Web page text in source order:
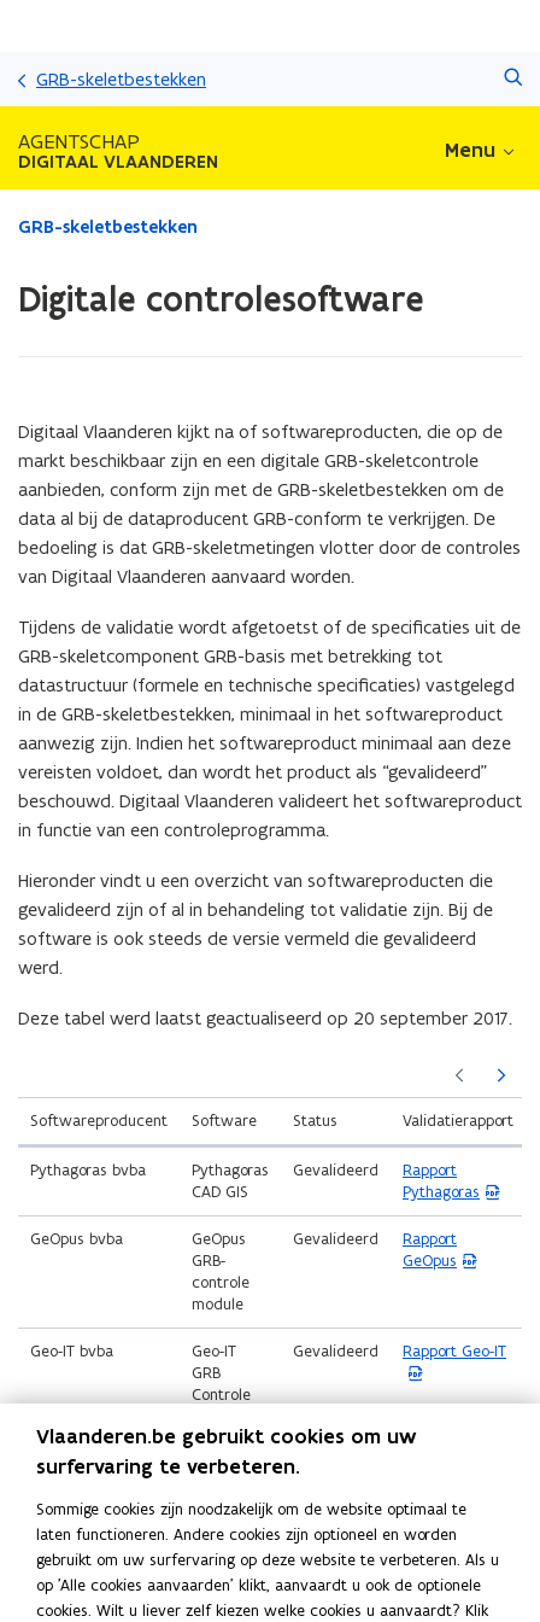
GRB-skeletbestekken
AGENTSCHAP
DIGITAAL VLAANDEREN Menu
Gedaan
bevindt
controlesoftware
GRB-skeletbestekken
Digitale controlesoftware
Digitaal Vlaanderen kijkt na of softwareproducten, die op de
markt beschikbaar zijn en een digitale GRB-skeletcontrole
aanbieden, conform zijn met de GRB-skeletbestekken om de
data al bij de dataproducent GRB-conform te verkrijgen. De
bedoeling is dat GRB-skeletmetingen vlotter door de controles
van Digitaal Vlaanderen aanvaard worden.
Tijdens de validatie wordt afgetoetst of de specificaties uit de
GRB-skeletcomponent GRB-basis met betrekking tot
datastructuur (formele en technische specificaties) vastgelegd
in de GRB-skeletbestekken, minimaal in het softwareproduct
aanwezig zijn. Indien het softwareproduct minimaal aan deze
vereisten voldoet, dan wordt het product als “gevalideerd”
beschouwd. Digitaal Vlaanderen valideert het softwareproduct
in functie van een controleprogramma.
Hieronder vindt u een overzicht van softwareproducten die
gevalideerd zijn of al in behandeling tot validatie zijn. Bij de
software is ook steeds de versie vermeld die gevalideerd
werd.
Deze tabel werd laatst geactualiseerd op 20 september 2017.
Softwareproducent Software Status Validatierapport
Pythagoras bvba
Pythagoras
CAD GIS
Gevalideerd
Rapport
Pythagoras
(
P
D
F
b
a
n
d
o
p
i
n
n
i
e
GeOpus bvba
GeOpus
GRB-
controle
module
Gevalideerd
Rapport
GeOpus
(
P
b
e
n
e
n
t
i
n
Geo-IT bvba
Geo-IT
GRB
Controle
Gevalideerd Rapport Geo-IT
(
P
b
t
n
d
o
p
Voor gevalideerde softwareproducten wordt een
validatierapport ter beschikking gesteld.
Indien u als softwareproducent een digitale GRB-
skeletcontrole aanbiedt en u bent geïnteresseerd in een
validatie, dan neemt u contact op via e-mail naar de Helpdesk
Vlaanderen.be gebruikt cookies om uw
surfervaring te verbeteren.
Sommige cookies zijn noodzakelijk om de website optimaal te
laten functioneren. Andere cookies zijn optioneel en worden
gebruikt om uw surfervaring op deze website te verbeteren. Als u
op 'Alle cookies aanvaarden' klikt, aanvaardt u ook de optionele
cookies. Wilt u liever zelf kiezen welke cookies u aanvaardt? Klik